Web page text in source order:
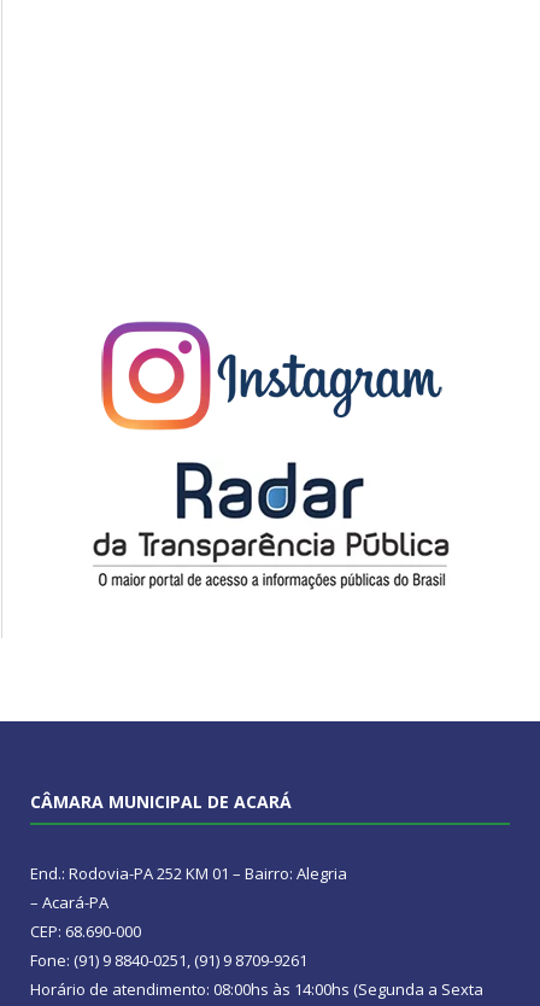
CÂMARA MUNICIPAL DE ACARÁ
End.: Rodovia-PA 252 KM 01 – Bairro: Alegria
– Acará-PA
CEP: 68.690-000
Fone: (91) 9 8840-0251, (91) 9 8709-9261
Horário de atendimento: 08:00hs às 14:00hs (Segunda a Sexta